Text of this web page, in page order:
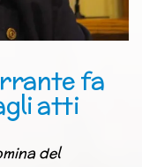
fa
atti
del